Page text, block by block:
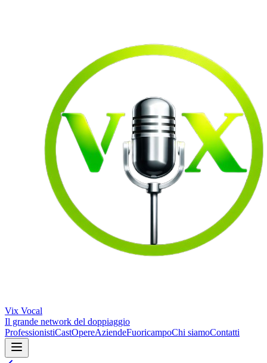
Vix Vocal
Il grande network del doppiaggio
ProfessionistiCastOpereAziendeFuoricampoChi siamoContatti